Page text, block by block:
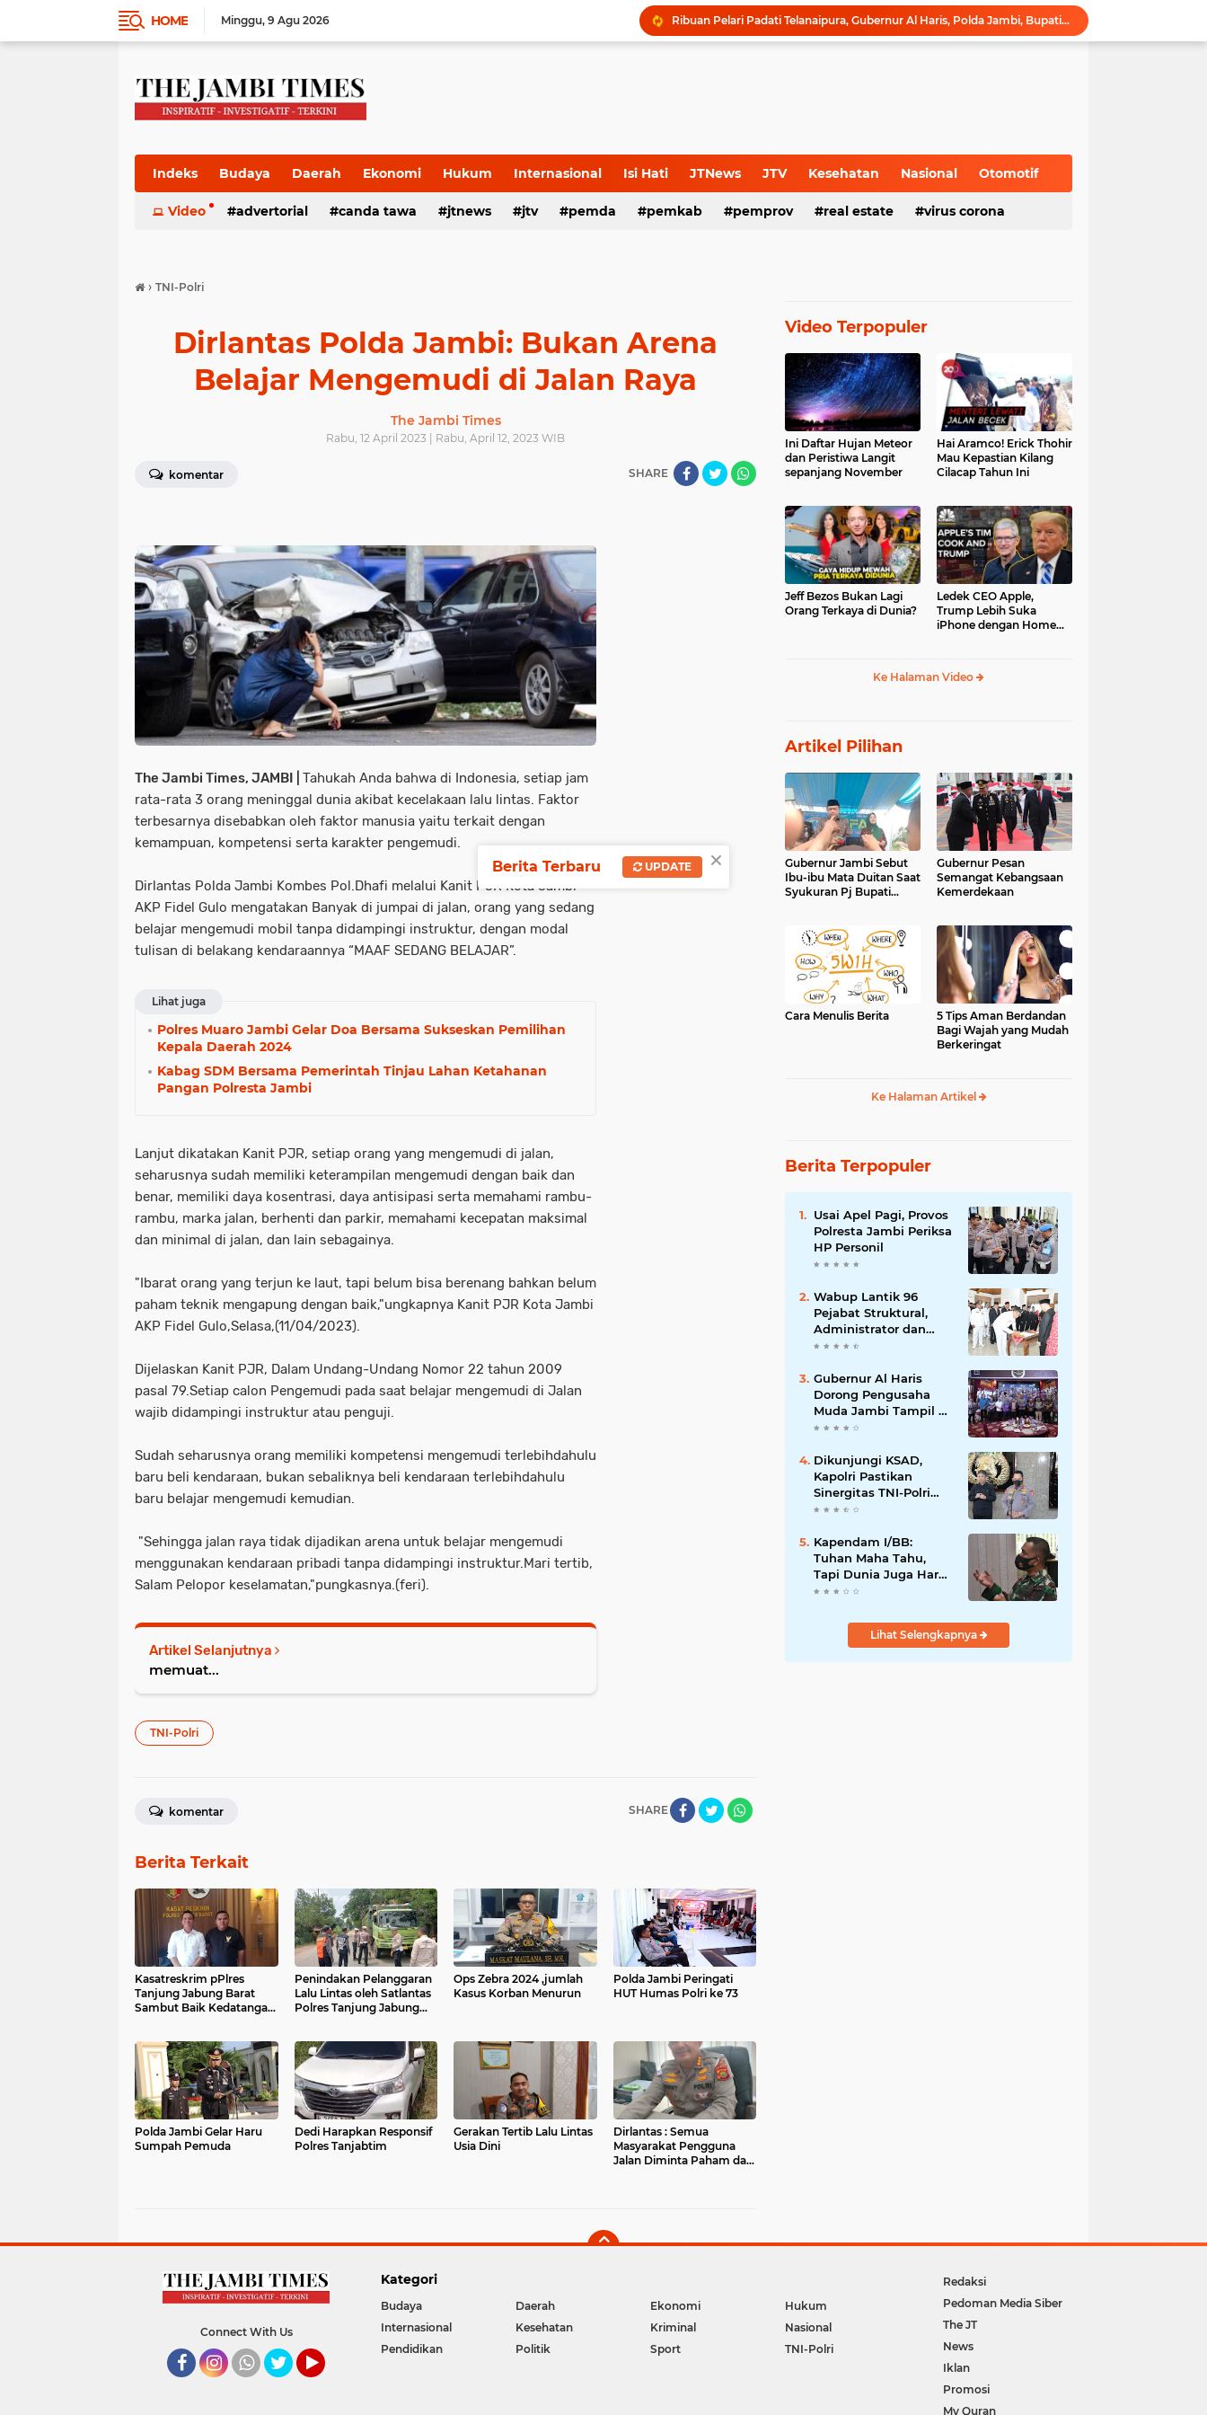
HOME Minggu 9 Agu 2026
Ribuan Pelari Padati Telanaipura, Gubernur Al Haris, Polda Jambi, Bupati/Wali Kota Lepas Flag Off Presisi Merdeka Run 2026
Wagub Sani Bersama Wamen Dikdasmen RI Luncurkan Aplikasi Bungo Pintar, Dorong Transformasi Digital Pendidikan di Jambi
Dampingi Wapres Gibran, Gubernur Al Haris Perjuangkan MRI Baru dan Tambahan Dokter Spesialis untuk RSUD Raden Mattaher
Indeks Budaya Daerah Ekonomi Hukum Internasional Isi Hati JTNews JTV Kesehatan Nasional Otomotif
Pemkab Pemprov Politik Press Release Sport TNI POLRI TNI-Polri
Video advertorial canda tawa jtnews jtv pemda pemkab pemprov real estate virus corona
› TNI-Polri
Dirlantas Polda Jambi: Bukan Arena
Belajar Mengemudi di Jalan Raya
The Jambi Times
Rabu, 12 April 2023 | Rabu, April 12, 2023 WIB
komentar SHARE
The Jambi Times, JAMBI | Tahukah Anda bahwa di Indonesia, setiap jam
rata-rata 3 orang meninggal dunia akibat kecelakaan lalu lintas. Faktor
terbesarnya disebabkan oleh faktor manusia yaitu terkait dengan
kemampuan, kompetensi serta karakter pengemudi.
Dirlantas Polda Jambi Kombes Pol.Dhafi melalui Kanit PJR Kota Jambi
AKP Fidel Gulo mengatakan Banyak di jumpai di jalan, orang yang sedang
belajar mengemudi mobil tanpa didampingi instruktur, dengan modal
tulisan di belakang kendaraannya “MAAF SEDANG BELAJAR”.
Lihat juga
Polres Muaro Jambi Gelar Doa Bersama Sukseskan Pemilihan
Kepala Daerah 2024
Kabag SDM Bersama Pemerintah Tinjau Lahan Ketahanan
Pangan Polresta Jambi
Lanjut dikatakan Kanit PJR, setiap orang yang mengemudi di jalan,
seharusnya sudah memiliki keterampilan mengemudi dengan baik dan
benar, memiliki daya kosentrasi, daya antisipasi serta memahami rambu-
rambu, marka jalan, berhenti dan parkir, memahami kecepatan maksimal
dan minimal di jalan, dan lain sebagainya.
"Ibarat orang yang terjun ke laut, tapi belum bisa berenang bahkan belum
paham teknik mengapung dengan baik,"ungkapnya Kanit PJR Kota Jambi
AKP Fidel Gulo,Selasa,(11/04/2023).
Dijelaskan Kanit PJR, Dalam Undang-Undang Nomor 22 tahun 2009
pasal 79.Setiap calon Pengemudi pada saat belajar mengemudi di Jalan
wajib didampingi instruktur atau penguji.
Sudah seharusnya orang memiliki kompetensi mengemudi terlebihdahulu
baru beli kendaraan, bukan sebaliknya beli kendaraan terlebihdahulu
baru belajar mengemudi kemudian.
"Sehingga jalan raya tidak dijadikan arena untuk belajar mengemudi
menggunakan kendaraan pribadi tanpa didampingi instruktur.Mari tertib,
Salam Pelopor keselamatan,"pungkasnya.(feri).
Artikel Selanjutnya
memuat...
TNI-Polri
SHARE
komentar
Berita Terkait
Kasatreskrim pPlres
Tanjung Jabung Barat
Sambut Baik Kedatangan
Penindakan Pelanggaran
Lalu Lintas oleh Satlantas
Polres Tanjung Jabung
Ops Zebra 2024 ,jumlah
Kasus Korban Menurun
Polda Jambi Peringati
HUT Humas Polri ke 73
Polda Jambi Gelar Haru
Sumpah Pemuda
Dedi Harapkan Responsif
Polres Tanjabtim
Gerakan Tertib Lalu Lintas
Usia Dini
Dirlantas : Semua
Masyarakat Pengguna
Jalan Diminta Paham dan
Video Terpopuler
Ini Daftar Hujan Meteor
dan Peristiwa Langit
sepanjang November
Hai Aramco! Erick Thohir
Mau Kepastian Kilang
Cilacap Tahun Ini
Jeff Bezos Bukan Lagi
Orang Terkaya di Dunia?
Ledek CEO Apple,
Trump Lebih Suka
iPhone dengan Home
Ke Halaman Video
Artikel Pilihan
Gubernur Jambi Sebut
Ibu-ibu Mata Duitan Saat
Syukuran Pj Bupati
Gubernur Pesan
Semangat Kebangsaan
Kemerdekaan
Cara Menulis Berita
5 Tips Aman Berdandan
Bagi Wajah yang Mudah
Berkeringat
Ke Halaman Artikel
Berita Terpopuler
Usai Apel Pagi, Provos
Polresta Jambi Periksa
HP Personil
Wabup Lantik 96
Pejabat Struktural,
Administrator dan
Pengawas di Lingkup
Gubernur Al Haris
Dorong Pengusaha
Muda Jambi Tampil di
Tingkat Nasional pada
Dikunjungi KSAD,
Kapolri Pastikan
Sinergitas TNI-Polri
Dioptimalkan Hadapi
Ancaman
Kapendam I/BB:
Tuhan Maha Tahu,
Tapi Dunia Juga Harus
Diberitahu
Lihat Selengkapnya
Connect With Us
Kategori
Budaya Daerah Ekonomi
Hukum
Internasional
Kesehatan Kriminal
Nasional
Pendidikan
Politik Sport TNI-Polri
Redaksi
Pedoman Media Siber
The JT
News
Iklan
Promosi
My Quran
×
Berita Terbaru UPDATE